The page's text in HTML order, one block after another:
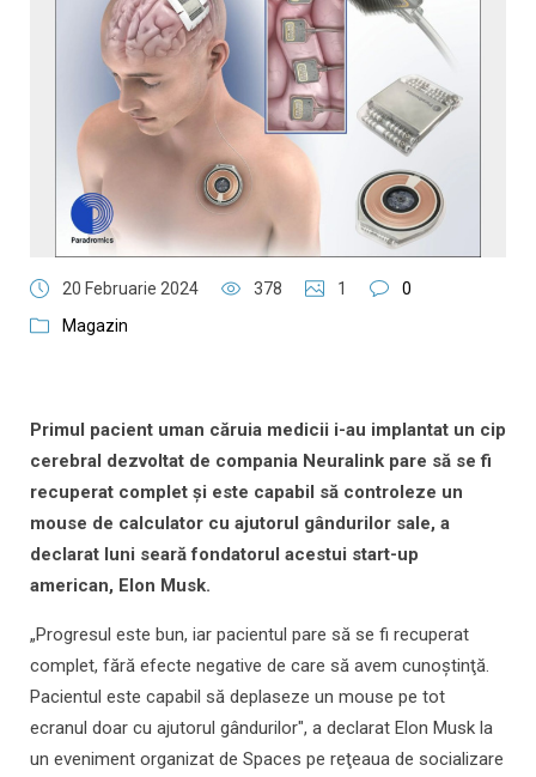
20 Februarie 2024 378 1
0
Magazin
Primul pacient uman căruia medicii i-au implantat un cip
cerebral dezvoltat de compania Neuralink pare să se fi
recuperat complet şi este capabil să controleze un
mouse de calculator cu ajutorul gândurilor sale, a
declarat luni seară fondatorul acestui start-up
american, Elon Musk.
„Progresul este bun, iar pacientul pare să se fi recuperat
complet, fără efecte negative de care să avem cunoştinţă.
Pacientul este capabil să deplaseze un mouse pe tot
ecranul doar cu ajutorul gândurilor", a declarat Elon Musk la
un eveniment organizat de Spaces pe reţeaua de socializare